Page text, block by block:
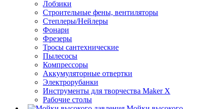
Лобзики
Строительные фены, вентиляторы
Степлеры/Нейлеры
Фонари
Фрезеры
Тросы сантехнические
Пылесосы
Компрессоры
Аккумуляторные отвертки
Электрорубанки
Инструменты для творчества Maker X
Рабочие столы